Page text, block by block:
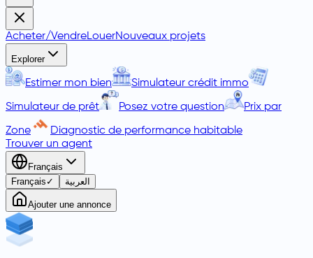
Acheter/VendreLouerNouveaux projets
Explorer
Estimer mon bien Simulateur crédit immo
Simulateur de prêt Posez votre question Prix par
Zone
Diagnostic de performance habitable
Trouver un agent
Français
Français ✓ العربية
Ajouter une annonce